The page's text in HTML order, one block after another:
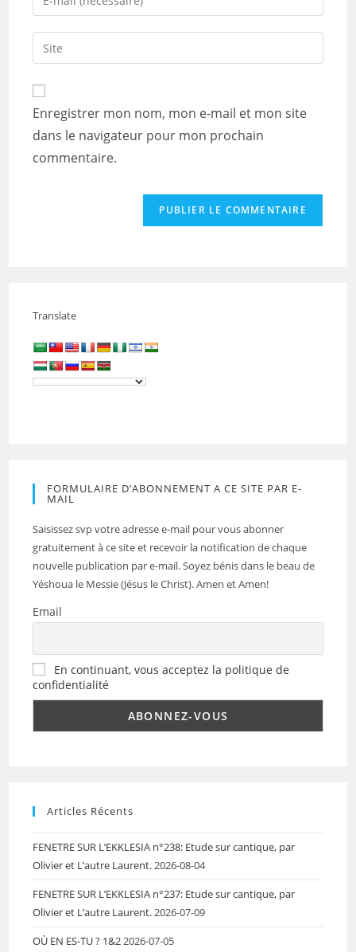
comment
your
email
address
comment
Saisir
l’URL
de
votre
site
(facultatif)
Enregistrer mon nom, mon e-mail et mon site
dans le navigateur pour mon prochain
commentaire.
Translate
FORMULAIRE D’ABONNEMENT A CE SITE PAR E-
MAIL
Saisissez svp votre adresse e-mail pour vous abonner
gratuitement à ce site et recevoir la notification de chaque
nouvelle publication par e-mail. Soyez bénis dans le beau de
Yéshoua le Messie (Jésus le Christ). Amen et Amen!
Email
En continuant, vous acceptez la politique de
confidentialité
Articles Récents
FENETRE SUR L’EKKLESIA n°238: Etude sur cantique, par
Olivier et L’autre Laurent.2026-08-04
FENETRE SUR L’EKKLESIA n°237: Etude sur cantique, par
Olivier et L’autre Laurent.2026-07-09
OÙ EN ES-TU ? 1&22026-07-05